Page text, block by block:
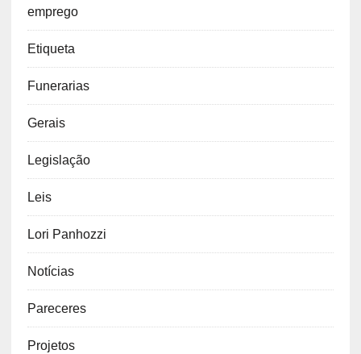
emprego
Etiqueta
Funerarias
Gerais
Legislação
Leis
Lori Panhozzi
Notícias
Pareceres
Projetos